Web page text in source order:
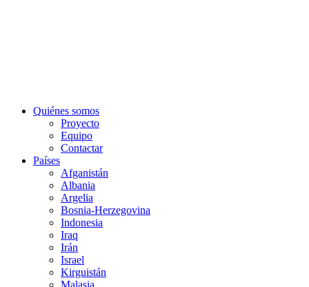
Quiénes somos
Proyecto
Equipo
Contactar
Países
Afganistán
Albania
Argelia
Bosnia-Herzegovina
Indonesia
Iraq
Irán
Israel
Kirguistán
Malasia